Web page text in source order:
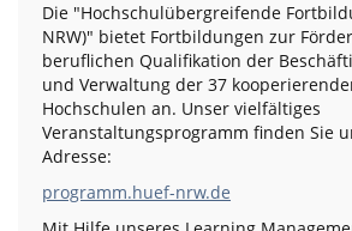
Die "Hochschulübergreifende
NRW)" bietet Fortbildungen zur
beruflichen Qualifikation der
und Verwaltung der 37
Hochschulen an. Unser vielfältiges
Veranstaltungsprogramm finden Sie
Adresse:
programm.huef-nrw.de